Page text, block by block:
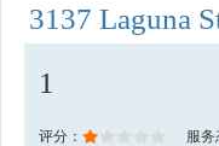
3137 Laguna
1
评分： 服务